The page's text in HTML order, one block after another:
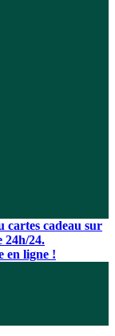
cartes cadeau sur
24h/24.
en ligne !